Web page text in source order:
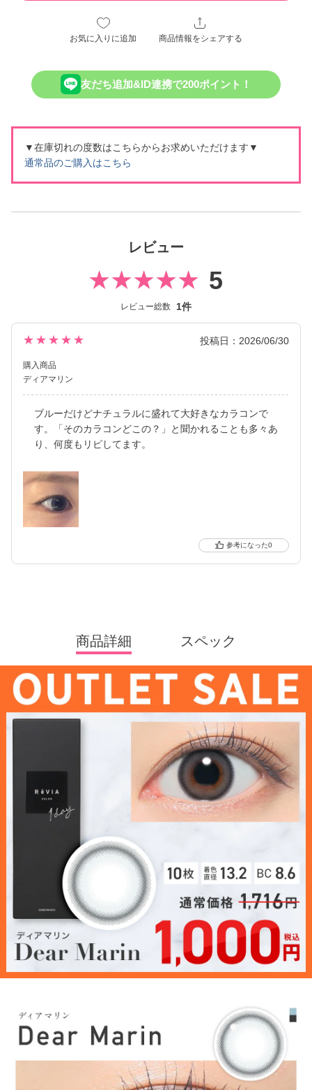
お気に入りに追加 商品情報をシェアする
友だち追加&ID連携で200ポイント！
▼在庫切れの度数はこちらからお求めいただけます▼
通常品のご購入はこちら
レビュー
5
レビュー総数 1件
★★★★★ 投稿日：2026/06/30
購入商品
ディアマリン
ブルーだけどナチュラルに盛れて大好きなカラコンで
す。「そのカラコンどこの？」と聞かれることも多々あ
り、何度もリピしてます。
0
商品詳細 スペック